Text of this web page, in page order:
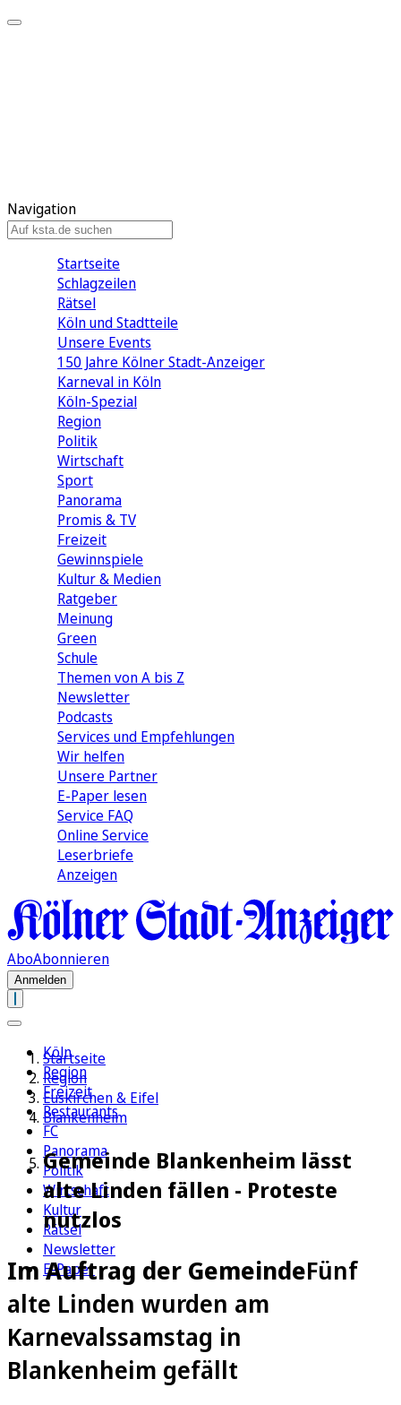
Navigation
Startseite
Schlagzeilen
Rätsel
Köln und Stadtteile
Unsere Events
150 Jahre Kölner Stadt-Anzeiger
Karneval in Köln
Köln-Spezial
Region
Politik
Wirtschaft
Sport
Panorama
Promis & TV
Freizeit
Gewinnspiele
Kultur & Medien
Ratgeber
Meinung
Green
Schule
Themen von A bis Z
Newsletter
Podcasts
Services und Empfehlungen
Wir helfen
Unsere Partner
E-Paper lesen
Service FAQ
Online Service
Leserbriefe
Anzeigen
AboAbonnieren
Anmelden
Köln
Region
Freizeit
Restaurants
FC
Panorama
Politik
Wirtschaft
Kultur
Rätsel
Newsletter
E-Paper
Startseite
Region
Euskirchen & Eifel
Blankenheim
Gemeinde Blankenheim lässt
alte Linden fällen - Proteste
nutzlos
Im Auftrag der GemeindeFünf
alte Linden wurden am
Karnevalssamstag in
Blankenheim gefällt